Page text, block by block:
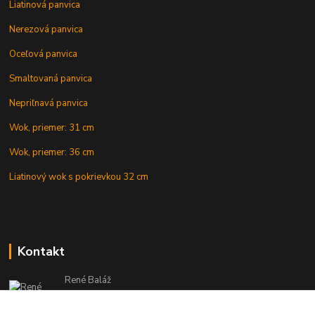
Liatinová panvica
Nerezová panvica
Oceľová panvica
Smaltovaná panvica
Nepriľnavá panvica
Wok, priemer: 31 cm
Wok, priemer: 36 cm
Liatinový wok s pokrievkou 32 cm
Kontakt
René Baláž
Eshop: +421 902 212 007